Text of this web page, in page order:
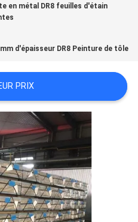
en métal DR8 feuilles d'étain
d'épaisseur DR8 Peinture de tôle
PRIX